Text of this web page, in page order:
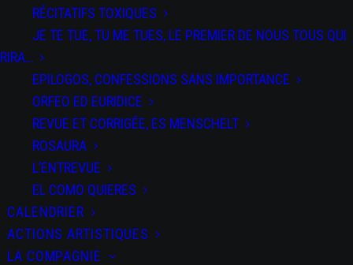
RÉCITATIFS TOXIQUES
JE TE TUE, TU ME TUES, LE PREMIER DE NOUS TOUS QUI
RIRA…
EPILOGOS, CONFESSIONS SANS IMPORTANCE
ORFEO ED EURIDICE
REVUE ET CORRIGÉE, ES MENSCHELT
ROSAURA
L’ENTREVUE
EL COMO QUIERES
CALENDRIER
ACTIONS ARTISTIQUES
LA COMPAGNIE
PARTAGEZ CET
ÉVÉNEMENT